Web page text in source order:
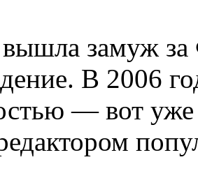
замуж за
В 2006
— вот уже